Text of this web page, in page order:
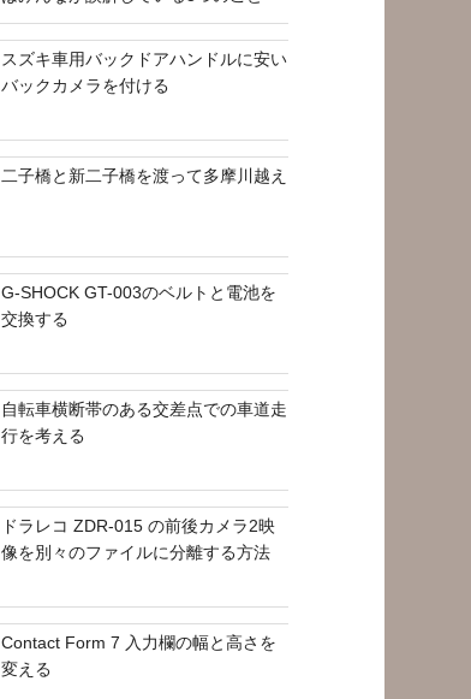
スズキ車用バックドアハンドルに安い
バックカメラを付ける
二子橋と新二子橋を渡って多摩川越え
G-SHOCK GT-003のベルトと電池を
交換する
自転車横断帯のある交差点での車道走
行を考える
ドラレコ ZDR-015 の前後カメラ2映
像を別々のファイルに分離する方法
Contact Form 7 入力欄の幅と高さを
変える